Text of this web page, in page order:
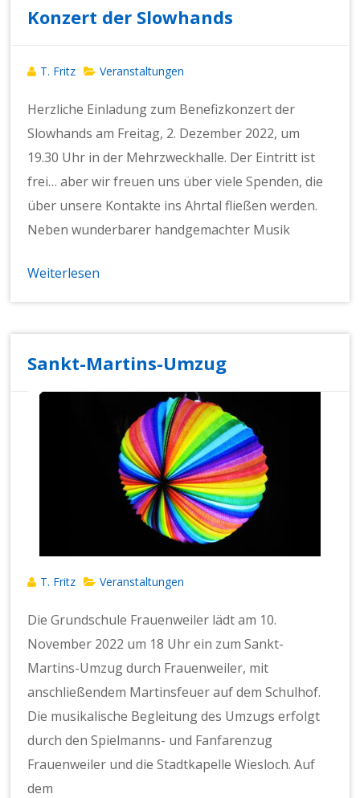
Konzert der Slowhands
T. Fritz Veranstaltungen
Herzliche Einladung zum Benefizkonzert der
Slowhands am Freitag, 2. Dezember 2022, um
19.30 Uhr in der Mehrzweckhalle. Der Eintritt ist
frei… aber wir freuen uns über viele Spenden, die
über unsere Kontakte ins Ahrtal fließen werden.
Neben wunderbarer handgemachter Musik
Weiterlesen
Sankt-Martins-Umzug
T. Fritz Veranstaltungen
Die Grundschule Frauenweiler lädt am 10.
November 2022 um 18 Uhr ein zum Sankt-
Martins-Umzug durch Frauenweiler, mit
anschließendem Martinsfeuer auf dem Schulhof.
Die musikalische Begleitung des Umzugs erfolgt
durch den Spielmanns- und Fanfarenzug
Frauenweiler und die Stadtkapelle Wiesloch. Auf
dem